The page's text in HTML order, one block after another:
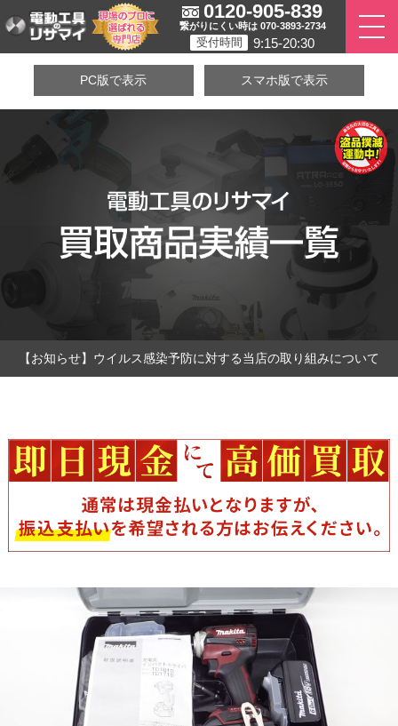
0120-905-839
繋がりにくい時は 070-3893-2734
受付時間 9:15-20:30
PC版で表示 スマホ版で表示
【お知らせ】ウイルス感染予防に対する当店の取り組みについて